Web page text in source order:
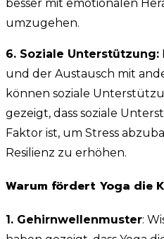
besser mit emotionalen
umzugehen.
6. Soziale Unterstützung:
und der Austausch mit
können soziale
gezeigt, dass soziale
Faktor ist, um Stress
Resilienz zu erhöhen.
Warum fördert Yoga die
1. Gehirnwellenmuster: